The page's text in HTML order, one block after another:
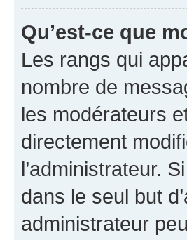
Qu’est-ce que
Les rangs qui
nombre de
les modérateurs
directement
l’administrateur.
dans le seul but
administrateur